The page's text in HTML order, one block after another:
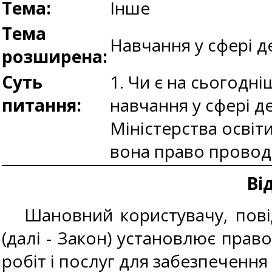
Тема:
Інше
Тема
розширена: Навчання у сфері
Суть
питання:
1. Чи є на
навчання у сфері
Міністерства
вона право
Шановний користувачу,
(далі - Закон) установлює
робіт і послуг для